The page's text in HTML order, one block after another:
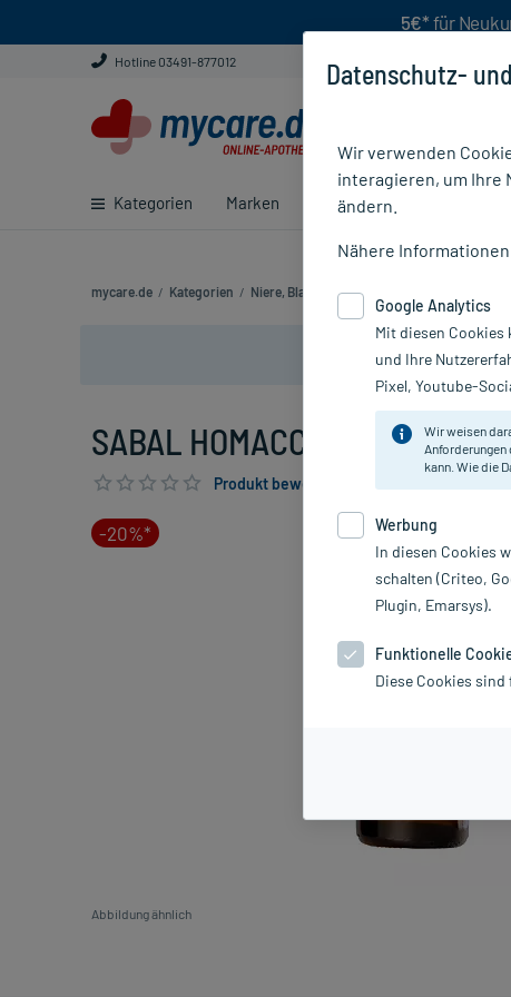
5€* für
Hotline 03491-877012
Kategorien Marken Ratgeber
mycare.de / Kategorien / Niere, Blase & Prostata
SABAL HOMACCORD, 30 ml
Produkt bewerten & PlusHerzen sichern
-20%*
Abbildung ähnlich
Datenschutz-
Wir verwenden
interagieren, um Ihre
ändern.
Nähere
Google Analytics
Mit diesen Cookies
und Ihre
Pixel, Youtube-
Wir weisen
Anforderungen
kann. Wie die
Werbung
In diesen Cookies
schalten (Criteo,
Plugin, Emarsys).
Funktionelle
Diese Cookies